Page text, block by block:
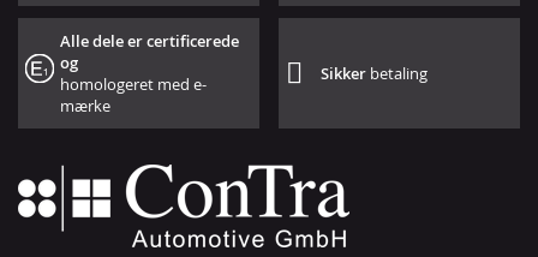
Alle dele er certificerede
og
homologeret med e-
mærke
Sikker betaling